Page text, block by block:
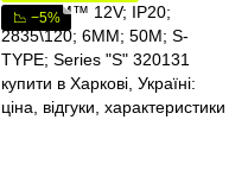
📉 −5%